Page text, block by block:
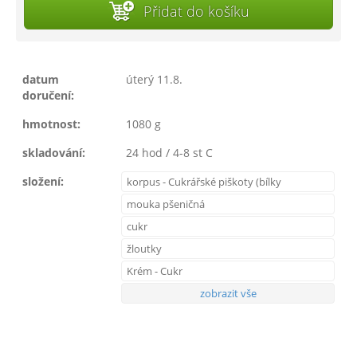
Přidat do košíku
datum
doručení:
úterý 11.8.
hmotnost:
1080 g
skladování:
24 hod / 4-8 st C
složení:
korpus - Cukrářské piškoty (bílky
mouka pšeničná
cukr
žloutky
Krém - Cukr
zobrazit vše